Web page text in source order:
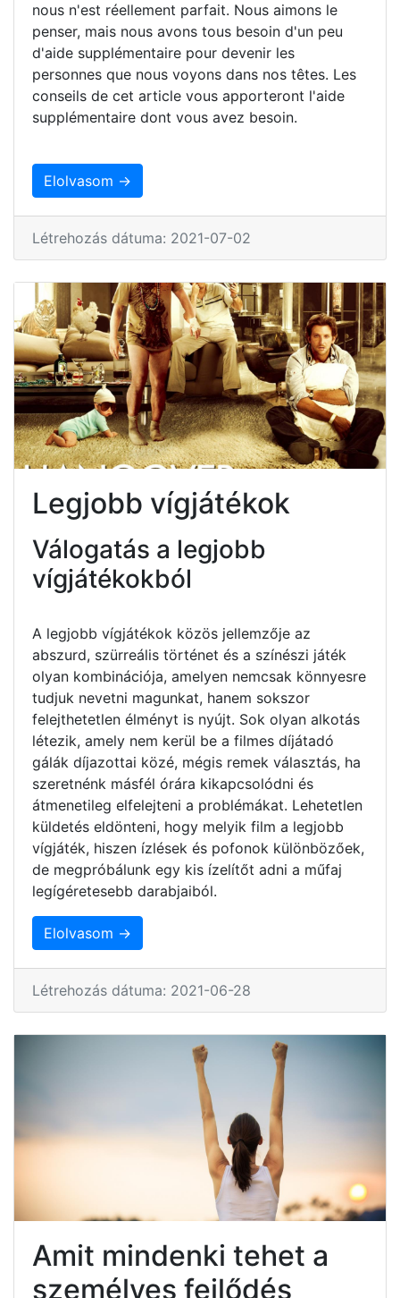
nous n'est réellement parfait. Nous aimons le
penser, mais nous avons tous besoin d'un peu
d'aide supplémentaire pour devenir les
personnes que nous voyons dans nos têtes. Les
conseils de cet article vous apporteront l'aide
supplémentaire dont vous avez besoin.
Elolvasom →
Létrehozás dátuma: 2021-07-02
Legjobb vígjátékok
Válogatás a legjobb
vígjátékokból
A legjobb vígjátékok közös jellemzője az
abszurd, szürreális történet és a színészi játék
olyan kombinációja, amelyen nemcsak könnyesre
tudjuk nevetni magunkat, hanem sokszor
felejthetetlen élményt is nyújt. Sok olyan alkotás
létezik, amely nem kerül be a filmes díjátadó
gálák díjazottai közé, mégis remek választás, ha
szeretnénk másfél órára kikapcsolódni és
átmenetileg elfelejteni a problémákat. Lehetetlen
küldetés eldönteni, hogy melyik film a legjobb
vígjáték, hiszen ízlések és pofonok különbözőek,
de megpróbálunk egy kis ízelítőt adni a műfaj
legígéretesebb darabjaiból.
Elolvasom →
Létrehozás dátuma: 2021-06-28
Amit mindenki tehet a
személyes fejlődés